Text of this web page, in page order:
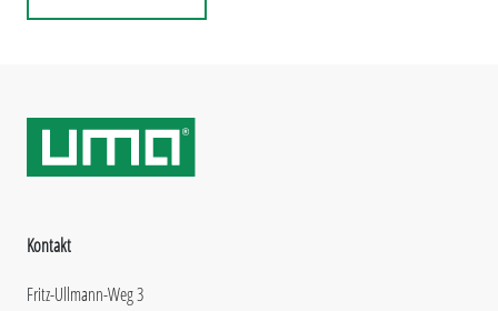
Kontakt
Fritz-Ullmann-Weg 3